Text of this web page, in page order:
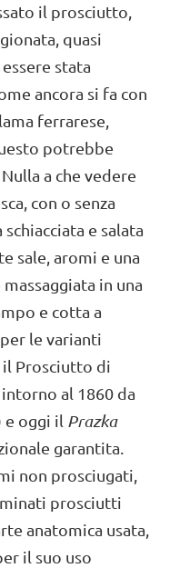
il prosciutto,
quasi
stata
ancora si fa con
ferrarese,
potrebbe
a che vedere
con o senza
e salata
sale, aromi e una
in una
e cotta a
le varianti
Prosciutto di
al 1860 da
e oggi il Prazka
garantita.
non prosciugati,
prosciutti
anatomica usata,
il suo uso